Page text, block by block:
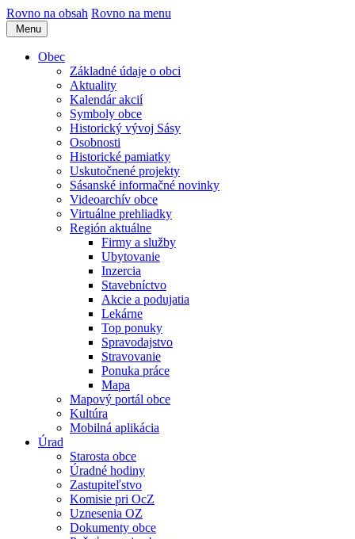
Rovno na obsah Rovno na menu
Menu
Obec
Základné údaje o obci
Aktuality
Kalendár akcií
Symboly obce
Historický vývoj Sásy
Osobnosti
Historické pamiatky
Uskutočnené projekty
Sásanské informačné novinky
Videoarchív obce
Virtuálne prehliadky
Región aktuálne
Firmy a služby
Ubytovanie
Inzercia
Stavebníctvo
Akcie a podujatia
Lekárne
Top ponuky
Spravodajstvo
Stravovanie
Ponuka práce
Mapa
Mapový portál obce
Kultúra
Mobilná aplikácia
Úrad
Starosta obce
Úradné hodiny
Zastupiteľstvo
Komisie pri OcZ
Uznesenia OZ
Dokumenty obce